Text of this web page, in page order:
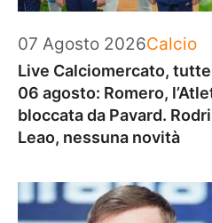
07 Agosto 2026Calcio
Live Calciomercato,
06 agosto: Romero,
bloccata da Pavard.
Leao, nessuna novità